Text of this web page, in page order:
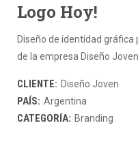
Logo Hoy!
Diseño de identidad
de la empresa Diseño Joven.
CLIENTE: Diseño Joven
PAÍS: Argentina
CATEGORÍA: Branding